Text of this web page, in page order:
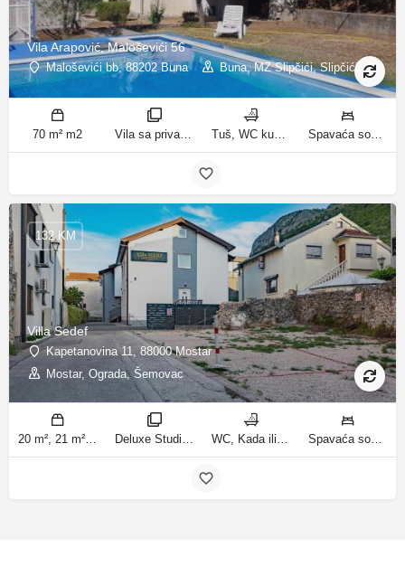
Vila Arapović, Maloševići 56
Maloševići bb, 88202 Buna Buna, MZ Slipčići, Slipčići
70 m² m2
Villa Sedef
Kapetanovina 11, 88000 Mostar
Mostar, Ograda, Šemovac
132 KM